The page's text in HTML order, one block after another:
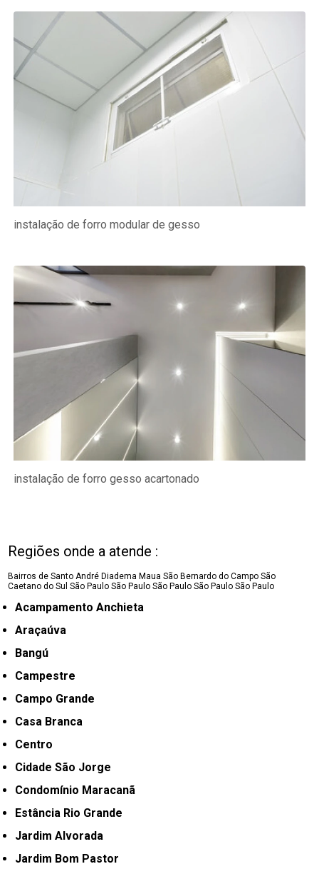
instalação de forro modular de gesso
instalação de forro gesso acartonado
Regiões onde a atende :
Bairros de Santo André Diadema Maua São Bernardo do Campo São
Caetano do SulSão Paulo São Paulo São Paulo São Paulo São Paulo
Acampamento Anchieta
Araçaúva
Bangú
Campestre
Campo Grande
Casa Branca
Centro
Cidade São Jorge
Condomínio Maracanã
Estância Rio Grande
Jardim Alvorada
Jardim Bom Pastor